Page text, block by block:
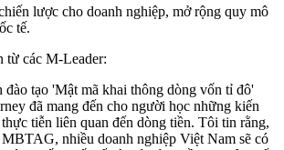
lược cho doanh nghiệp, mở rộng quy mô
tế.
từ các M-Leader:
đào tạo 'Mật mã khai thông dòng vốn tỉ đô'
đã mang đến cho người học những kiến
tiễn liên quan đến dòng tiền. Tôi tin rằng,
nhiều doanh nghiệp Việt Nam sẽ có